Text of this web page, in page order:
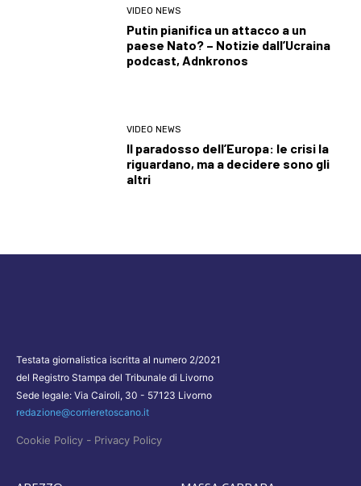
VIDEO NEWS
Putin pianifica un attacco a un
paese Nato? – Notizie dall’Ucraina
podcast, Adnkronos
VIDEO NEWS
Il paradosso dell’Europa: le crisi la
riguardano, ma a decidere sono gli
altri
Testata giornalistica iscritta al numero 2/2021
del Registro Stampa del Tribunale di Livorno
Sede legale: Via Cairoli, 30 - 57123 Livorno
redazione@corrieretoscano.it
Cookie Policy - Privacy Policy